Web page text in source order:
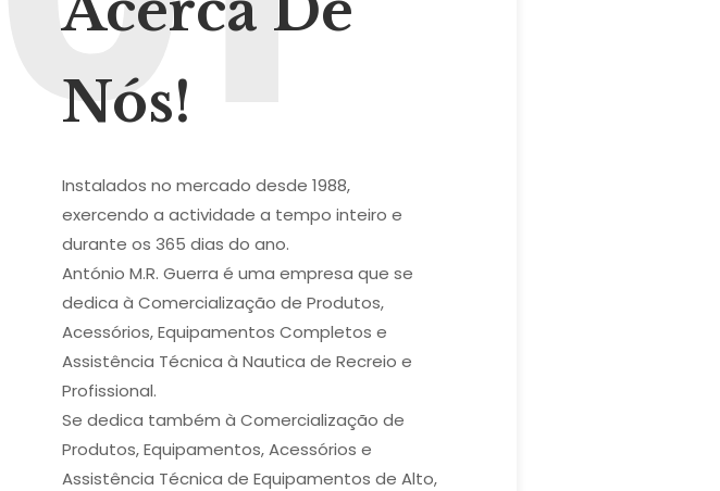
Nós!
Instalados no mercado desde 1988,
exercendo a actividade a tempo inteiro e
durante os 365 dias do ano.
António M.R. Guerra é uma empresa que se
dedica à Comercialização de Produtos,
Acessórios, Equipamentos Completos e
Assistência Técnica à Nautica de Recreio e
Profissional.
Se dedica também à Comercialização de
Produtos, Equipamentos, Acessórios e
Assistência Técnica de Equipamentos de Alto,